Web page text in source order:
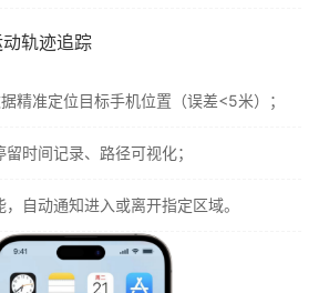
轨迹追踪
精准定位目标手机位置（误差<5米）；
时间记录、路径可视化；
自动通知进入或离开指定区域。